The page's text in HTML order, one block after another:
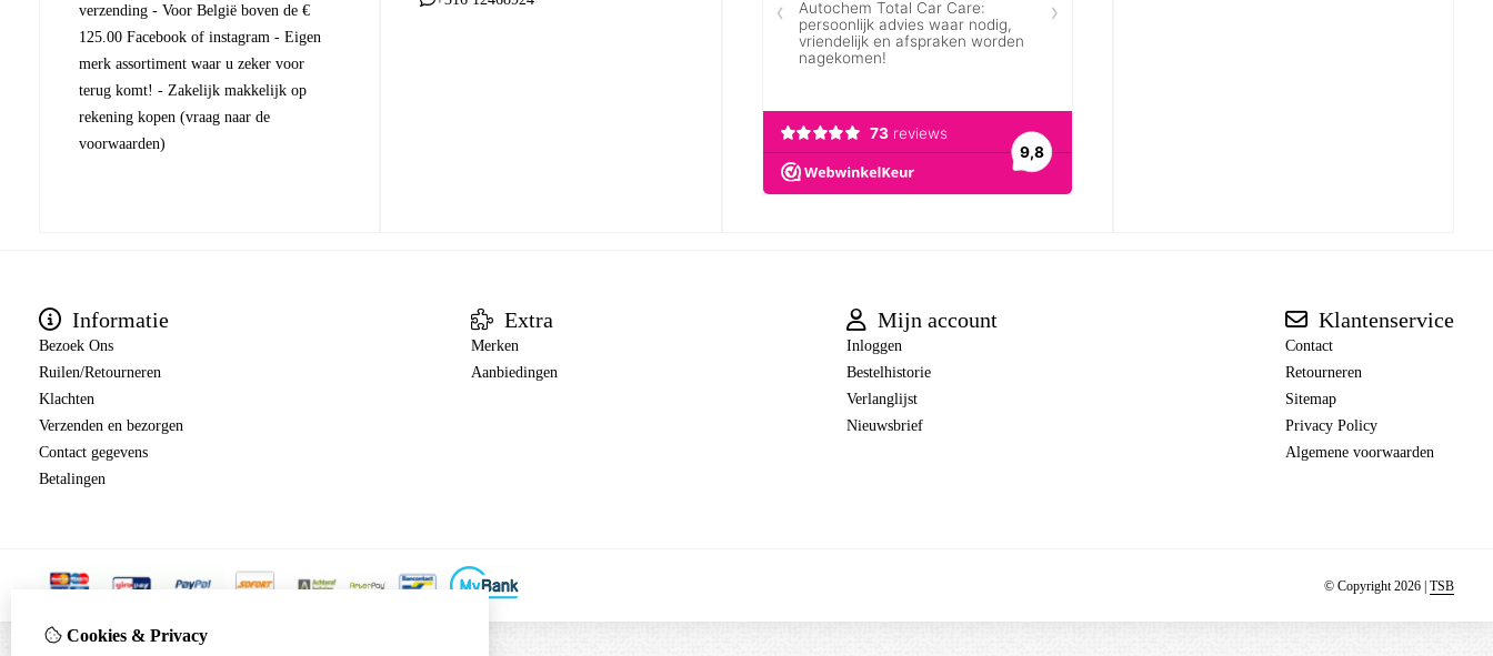
verzending - Voor België boven de €
125.00 Facebook of instagram - Eigen
merk assortiment waar u zeker voor
terug komt! - Zakelijk makkelijk op
rekening kopen (vraag naar de
voorwaarden)
Informatie
Bezoek Ons
Ruilen/Retourneren
Klachten
Verzenden en bezorgen
Contact gegevens
Betalingen
Extra
Merken
Aanbiedingen
Mijn account
Inloggen
Bestelhistorie
Verlanglijst
Nieuwsbrief
Klantenservice
Contact
Retourneren
Sitemap
Privacy Policy
Algemene voorwaarden
© Copyright 2026 | TSB
Cookies & Privacy